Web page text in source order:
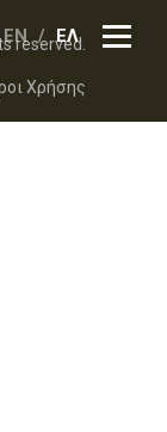
EN ΕΛ
reserved.
Χρήσης